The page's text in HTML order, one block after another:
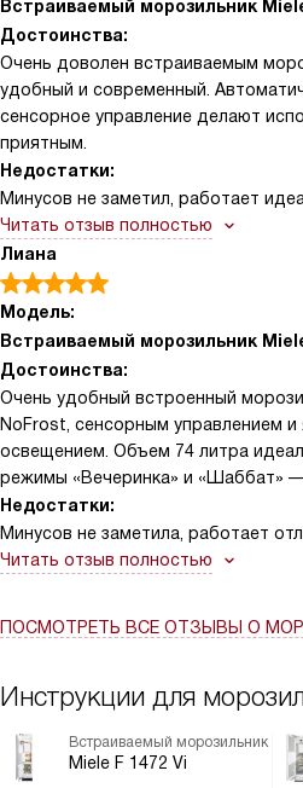
Встраиваемый морозильник
Достоинства:
Очень доволен встраиваемым
удобный и современный.
сенсорное управление делают
приятным.
Недостатки:
Минусов не заметил, работает
Читать отзыв полностью
Лиана
Модель:
Встраиваемый морозильник
Достоинства:
Очень удобный встроенный
NoFrost, сенсорным управлением
освещением. Объем 74 литра
режимы «Вечеринка» и «Шаббат»
Недостатки:
Минусов не заметила, работает
Читать отзыв полностью
ПОСМОТРЕТЬ ВСЕ ОТЗЫВЫ О
Инструкции для
Встраиваемый морозильник
Miele F 1472 Vi